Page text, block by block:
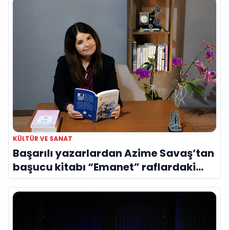
KÜLTÜR VE SANAT
Başarılı yazarlardan Azime Savaş’tan
başucu kitabı “Emanet” raflardaki
yerini aldı